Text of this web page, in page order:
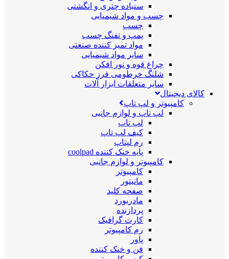
سنباده چتری و انگشتی
چسب و مواد شیمیایی
چسب
پمپ و تفنگ چسب
مواد تمیز کننده صنعتی
سایر مواد شیمیایی
چراغ قوه و نور افکن
شلنگ خرطومی فرز حکاکی
سایر متعلقات ابزار آلات
کالای دیجیتال
کامپیوتر و لپ تاپ
لپ تاپ و لوازم جانبی
لپ تاپ
کیف لپ تاپ
رم لپتاپ
پایه خنک کننده coolpad
کامپیوتر و لوازم جانبی
کامپیوتر
مانیتور
صفحه کلید
مادربورد
پردازنده
کارت گرافیک
رم کامپیوتر
پاور
فن و خنک کننده